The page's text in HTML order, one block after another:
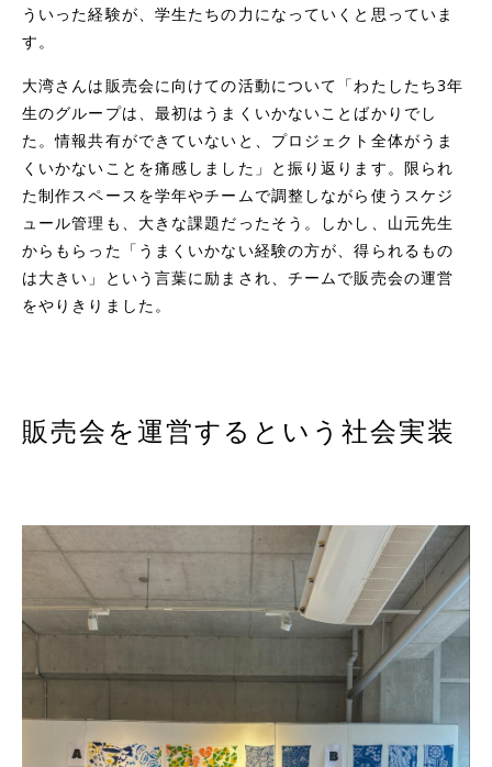
ういった経験が、学生たちの力になっていくと思っていま
す。
大湾さんは販売会に向けての活動について「わたしたち3年
生のグループは、最初はうまくいかないことばかりでし
た。情報共有ができていないと、プロジェクト全体がうま
くいかないことを痛感しました」と振り返ります。限られ
た制作スペースを学年やチームで調整しながら使うスケジ
ュール管理も、大きな課題だったそう。しかし、山元先生
からもらった「うまくいかない経験の方が、得られるもの
は大きい」という言葉に励まされ、チームで販売会の運営
をやりきりました。
販売会を運営するという社会実装